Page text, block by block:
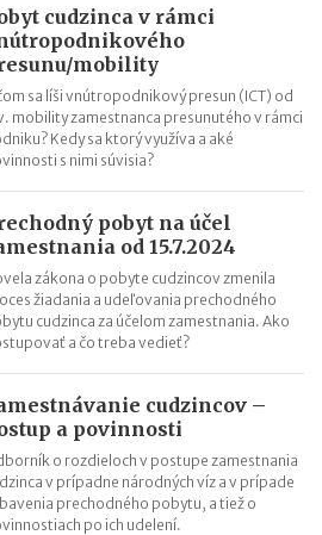
zmena tlačiva v roku 2026
cudzinca v rámci
mobility
sa líši vnútropodnikový presun (ICT) od
mobility zamestnanca presunutého v rámci
Kedy sa ktorý využíva a aké
s nimi súvisia?
pobyt na účel
od 15.7.2024
zákona o pobyte cudzincov zmenila
žiadania a udeľovania prechodného
cudzinca za účelom zamestnania. Ako
a čo treba vedieť?
cudzincov –
a povinnosti
o rozdieloch v postupe zamestnania
v prípadne národných víz a v prípade
prechodného pobytu, a tiež o
po ich udelení.